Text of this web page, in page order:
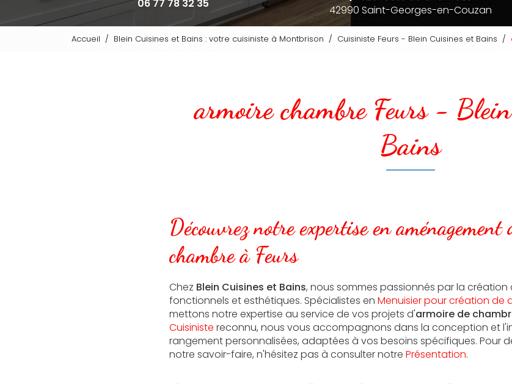
06 77 78 32 35
42990 Saint-Georges-en-Couzan
Accueil Blein Cuisines et Bains : votre cuisiniste à Montbrison Cuisiniste Feurs - Blein Cuisines et Bains
armoire chambre Feurs -
Bains
Découvrez notre expertise en
chambre à Feurs
Chez Blein Cuisines et Bains, nous sommes passionnés par la
fonctionnels et esthétiques. Spécialistes en Menuisier pour création de
mettons notre expertise au service de vos projets d'armoire de
Cuisiniste reconnu, nous vous accompagnons dans la conception et
rangement personnalisées, adaptées à vos besoins spécifiques. Pour
notre savoir-faire, n'hésitez pas à consulter notre Présentation.